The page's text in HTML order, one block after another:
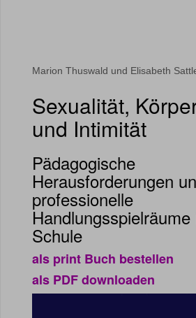
Marion Thuswald und Elisabeth
Sexualität,
und Intimität
Pädagogische
Herausforderungen
professionelle
Schule
als print Buch bestellen
als PDF downloaden